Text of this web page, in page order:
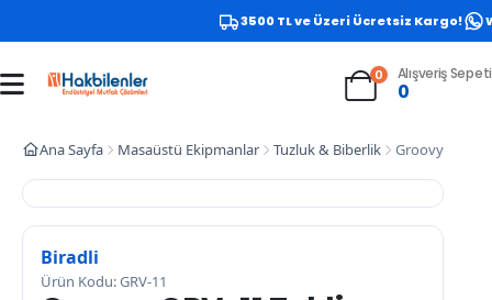
3500 TL ve Üzeri Ücretsiz Kargo!
0 Alışveriş Sepeti
0
Ana Sayfa Masaüstü Ekipmanlar Tuzluk & Biberlik Groovy GRV-
Biradli
Ürün Kodu: GRV-11